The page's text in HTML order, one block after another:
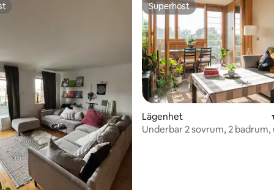
betyg, 27 omdömen
Superhost
Superhost
Lägenhet
Underbar 2 sovrum, 2